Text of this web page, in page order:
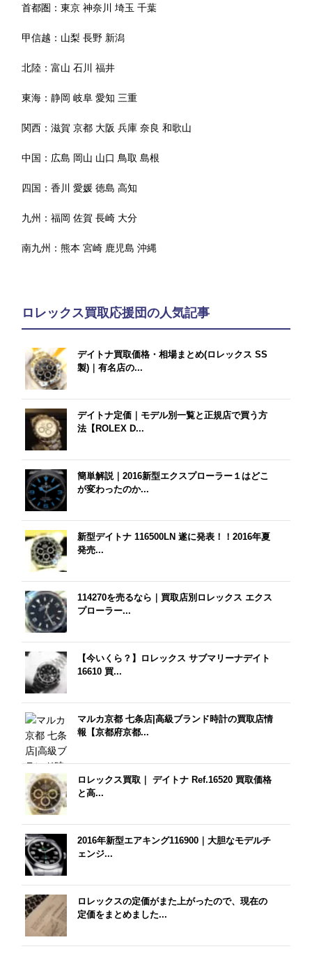
首都圏：東京 神奈川 埼玉 千葉
甲信越： 山梨 長野 新潟
北陸：富山 石川 福井
東海：静岡 岐阜 愛知 三重
関西：滋賀 京都 大阪 兵庫 奈良 和歌山
中国： 広島 岡山 山口 鳥取 島根
四国：香川 愛媛 徳島 高知
九州：福岡 佐賀 長崎 大分
南九州：熊本 宮崎 鹿児島 沖縄
ロレックス買取応援団の人気記事
デイトナ買取価格・相場まとめ(ロレックス SS
製)｜有名店の...
デイトナ定価｜モデル別一覧と正規店で買う方
法【ROLEX D...
簡単解説｜2016新型エクスプローラー１はどこ
が変わったのか...
新型デイトナ 116500LN 遂に発表！！2016年夏
発売...
114270を売るなら｜買取店別ロレックス エクス
プローラー...
【今いくら？】ロレックス サブマリーナデイト
16610 買...
マルカ京都 七条店|高級ブランド時計の買取店情
報【京都府京都...
ロレックス買取｜ デイトナ Ref.16520 買取価格
と高...
2016年新型エアキング116900｜大胆なモデルチ
ェンジ...
ロレックスの定価がまた上がったので、現在の
定価をまとめました...